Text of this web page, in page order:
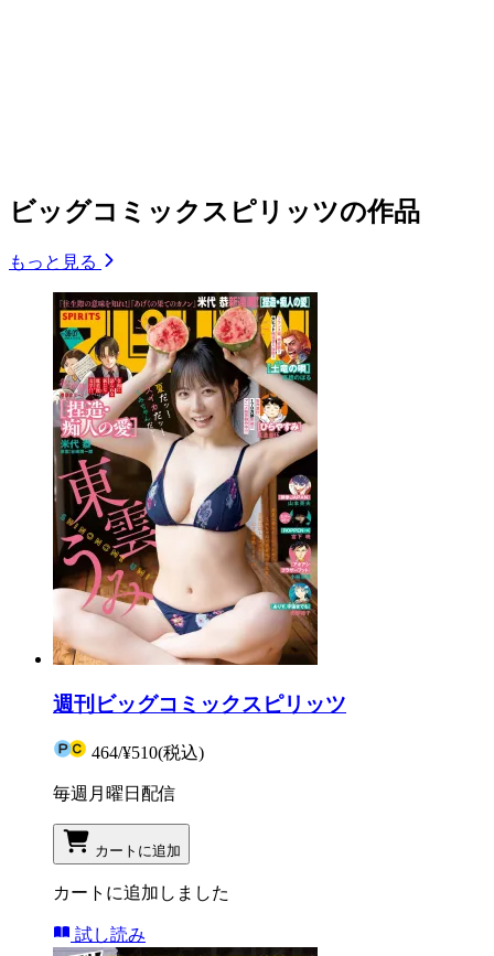
ビッグコミックスピリッツの作品
もっと見る
週刊ビッグコミックスピリッツ
464/¥510(税込)
毎週月曜日配信
カートに追加
カートに追加しました
試し読み